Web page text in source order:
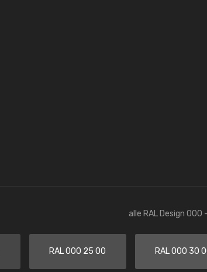
alle RAL Design 000
RAL 000 25 00 RAL 000 30